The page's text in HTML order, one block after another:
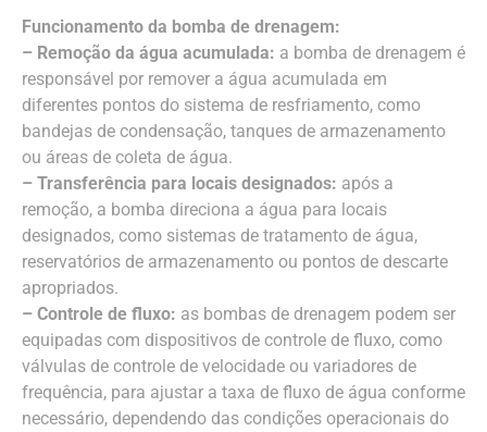
Funcionamento da bomba de drenagem:
– Remoção da água acumulada: a bomba de drenagem é
responsável por remover a água acumulada em
diferentes pontos do sistema de resfriamento, como
bandejas de condensação, tanques de armazenamento
ou áreas de coleta de água.
– Transferência para locais designados: após a
remoção, a bomba direciona a água para locais
designados, como sistemas de tratamento de água,
reservatórios de armazenamento ou pontos de descarte
apropriados.
– Controle de fluxo: as bombas de drenagem podem ser
equipadas com dispositivos de controle de fluxo, como
válvulas de controle de velocidade ou variadores de
frequência, para ajustar a taxa de fluxo de água conforme
necessário, dependendo das condições operacionais do